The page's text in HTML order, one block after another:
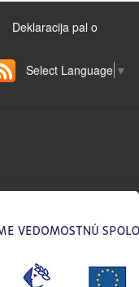
Deklaracija pal o
Select Language ▼